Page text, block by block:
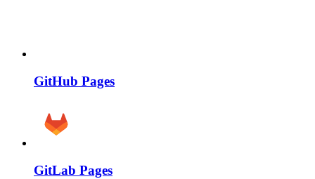
GitHub Pages
GitLab Pages